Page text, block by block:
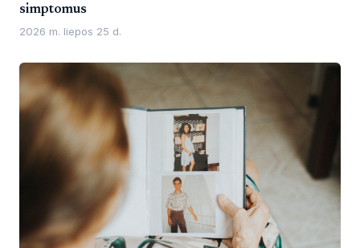
simptomus
2026 m. liepos 25 d.